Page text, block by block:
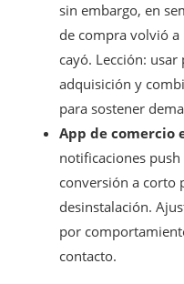
sin embargo, en
de compra volvió
cayó. Lección:
adquisición y
para sostener
App de comercio
notificaciones
conversión a corto
desinstalación.
por
contacto.